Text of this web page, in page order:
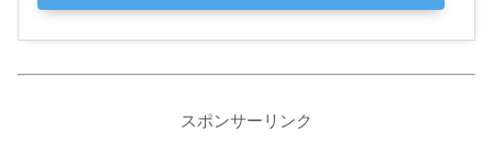
スポンサーリンク